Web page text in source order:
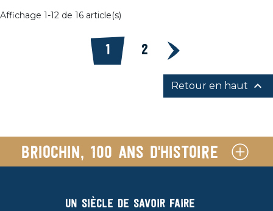
Affichage 1-12 de 16 article(s)
1 2 Suivant
Retour en haut 
Briochin, 100 ans d'histoire
Un siècle de savoir faire